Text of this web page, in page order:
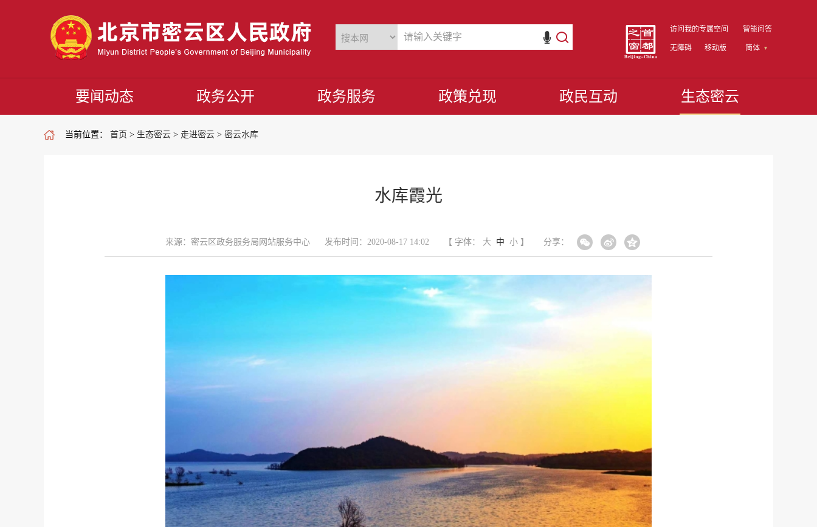
访问我的专属空间 智能问答
无障碍 移动版 简体
要闻动态 政务公开 政务服务 政策兑现 政民互动 生态密云
当前位置： 首页 > 生态密云 > 走进密云 > 密云水库
水库霞光
来源：密云区政务服务局网站服务中心 发布时间：2020-08-17 14:02 【 字体： 大 中 小】 分享：